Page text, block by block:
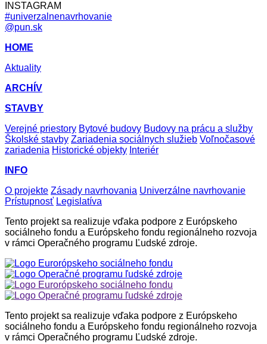
INSTAGRAM
#univerzalnenavrhovanie
@pun.sk
HOME
Aktuality
ARCHÍV
STAVBY
Verejné priestory Bytové budovy Budovy na prácu a služby
Školské stavby Zariadenia sociálnych služieb Voľnočasové
zariadenia Historické objekty Interiér
INFO
O projekte Zásady navrhovania Univerzálne navrhovanie
Prístupnosť Legislatíva
Tento projekt sa realizuje vďaka podpore z Európskeho
sociálneho fondu a Európskeho fondu regionálneho rozvoja
v rámci Operačného programu Ľudské zdroje.
Tento projekt sa realizuje vďaka podpore z Európskeho
sociálneho fondu a Európskeho fondu regionálneho rozvoja
v rámci Operačného programu Ľudské zdroje.